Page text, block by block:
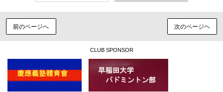
前のページへ 次のページヘ
CLUB SPONSOR